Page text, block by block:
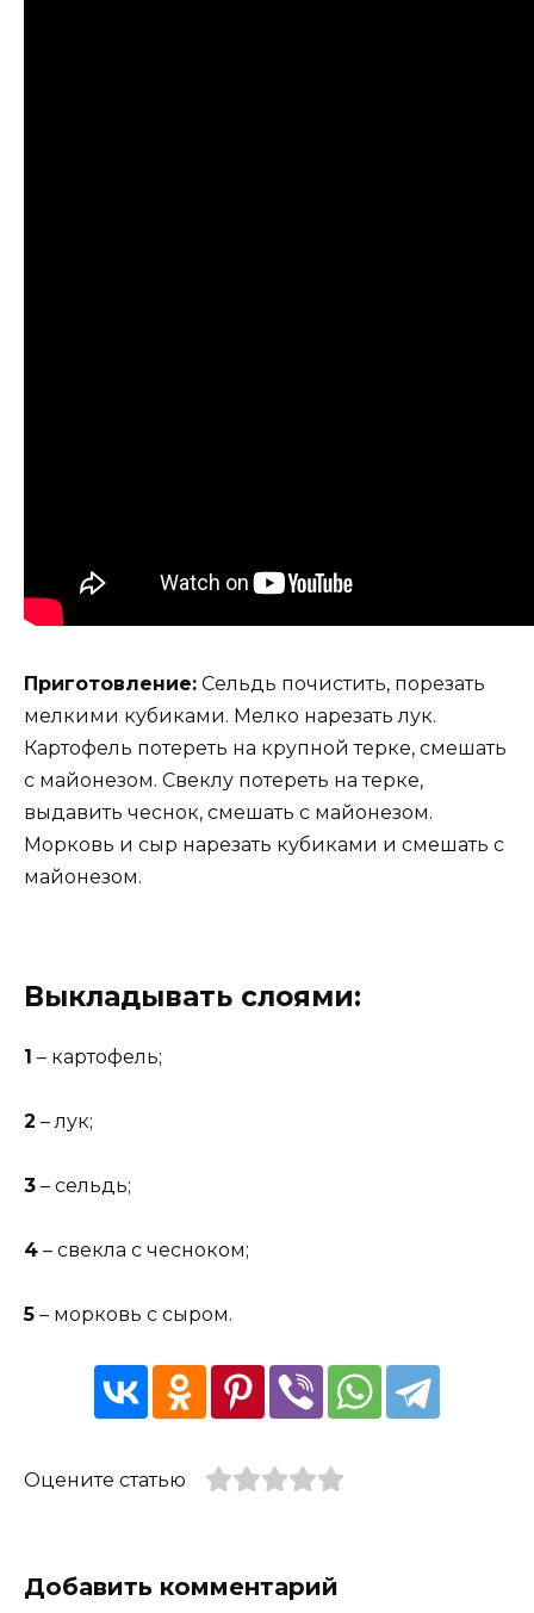
Приготовление: Сельдь почистить, порезать
мелкими кубиками. Мелко нарезать лук.
Картофель потереть на крупной терке, смешать
с майонезом. Свеклу потереть на терке,
выдавить чеснок, смешать с майонезом.
Морковь и сыр нарезать кубиками и смешать с
майонезом.
Выкладывать слоями:
1 – картофель;
2 – лук;
3 – сельдь;
4 – свекла с чесноком;
5 – морковь с сыром.
Оцените статью
Добавить комментарий